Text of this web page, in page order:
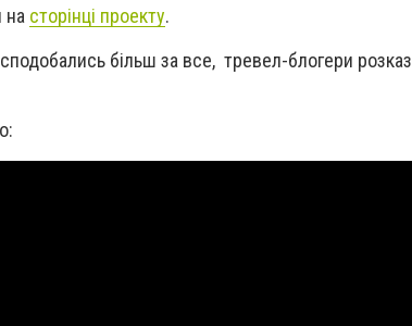
на сторінці проекту.
більш за все, тревел-блогери